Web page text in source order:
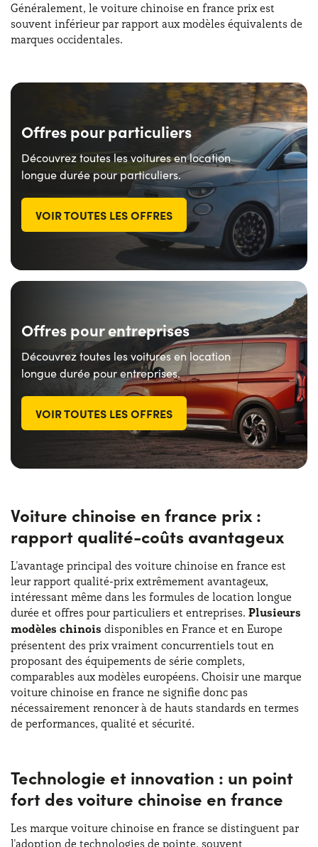
Généralement, le voiture chinoise en france prix est
souvent inférieur par rapport aux modèles équivalents de
marques occidentales.
Offres pour particuliers
Découvrez toutes les voitures en location
longue durée pour particuliers.
VOIR TOUTES LES OFFRES
Offres pour entreprises
Découvrez toutes les voitures en location
longue durée pour entreprises.
VOIR TOUTES LES OFFRES
Voiture chinoise en france prix :
rapport qualité-coûts avantageux
L'avantage principal des voiture chinoise en france est
leur rapport qualité-prix extrêmement avantageux,
intéressant même dans les formules de location longue
durée et offres pour particuliers et entreprises. Plusieurs
modèles chinois disponibles en France et en Europe
présentent des prix vraiment concurrentiels tout en
proposant des équipements de série complets,
comparables aux modèles européens. Choisir une marque
voiture chinoise en france ne signifie donc pas
nécessairement renoncer à de hauts standards en termes
de performances, qualité et sécurité.
Technologie et innovation : un point
fort des voiture chinoise en france
Les marque voiture chinoise en france se distinguent par
l'adoption de technologies de pointe, souvent